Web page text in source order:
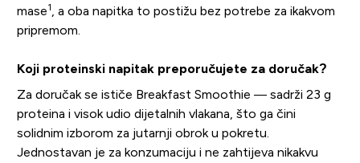
mase1
, a oba napitka to postižu bez potrebe za ikakvom
pripremom.
Koji proteinski napitak preporučujete za doručak?
Za doručak se ističe Breakfast Smoothie — sadrži 23 g
proteina i visok udio dijetalnih vlakana, što ga čini
solidnim izborom za jutarnji obrok u pokretu.
Jednostavan je za konzumaciju i ne zahtijeva nikakvu